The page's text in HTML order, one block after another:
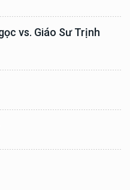
vs. Giáo Sư Trịnh